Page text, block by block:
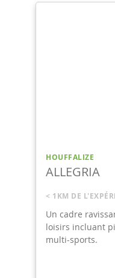
TOUT
< 1KM DE
Une
tout le
grande